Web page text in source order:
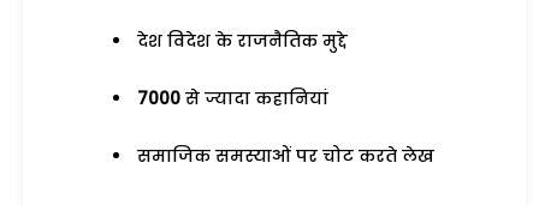
देश विदेश के राजनैतिक मुद्दे
7000 से ज्यादा कहानियां
समाजिक समस्याओं पर चोट करते लेख